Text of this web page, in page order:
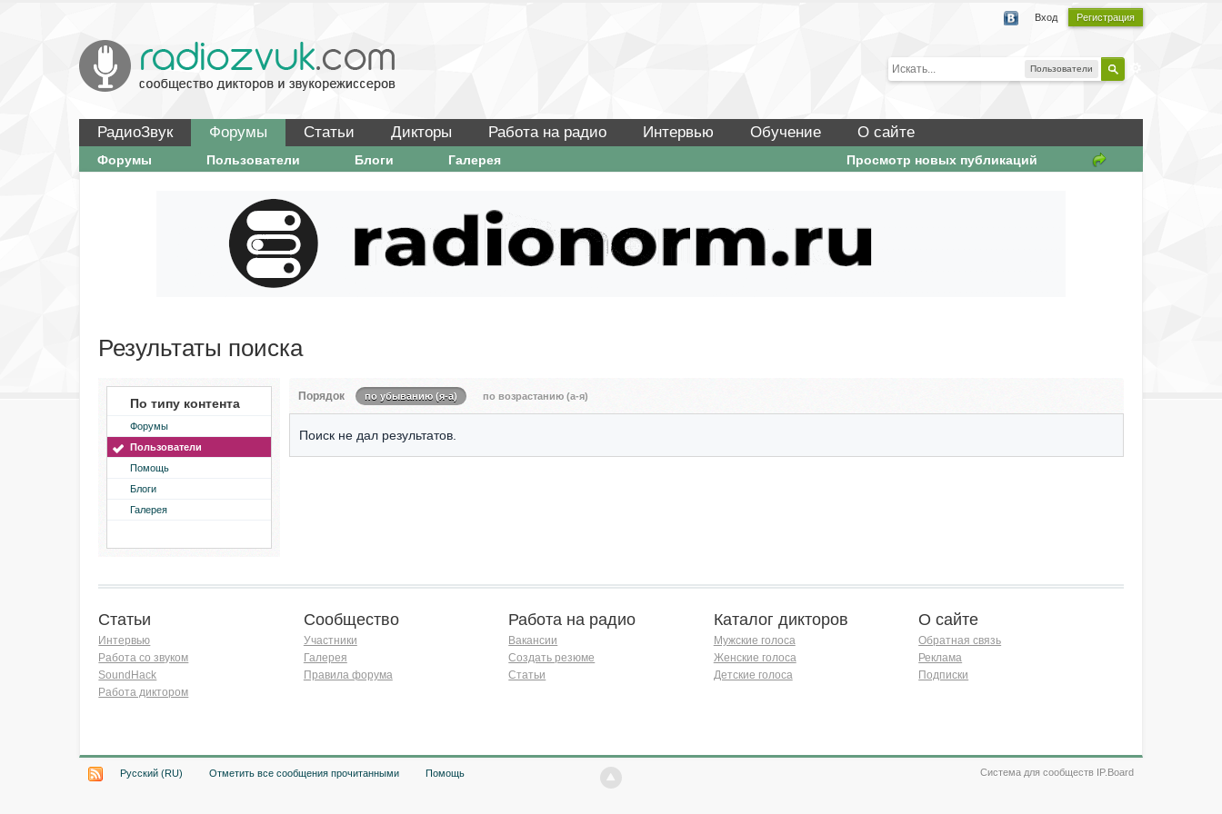
Вход Регистрация
Пользователи
РадиоЗвук Форумы Статьи Дикторы Работа на радио Интервью Обучение О сайте
Просмотр новых публикаций
Форумы Пользователи Блоги Галерея
Результаты поиска
По типу контента
Форумы
Пользователи
Помощь
Блоги
Галерея
Порядок по убыванию (я-а) по возрастанию (а-я)
Поиск не дал результатов.
Статьи
Интервью
Работа со звуком
SoundHack
Работа диктором
Сообщество
Участники
Галерея
Правила форума
Работа на радио
Вакансии
Создать резюме
Статьи
Каталог дикторов
Мужские голоса
Женские голоса
Детские голоса
О сайте
Обратная связь
Реклама
Подписки
Русский (RU) Отметить все сообщения прочитанными Помощь Система для сообществ IP.Board